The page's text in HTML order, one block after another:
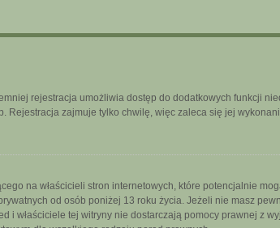
rejestracja umożliwia dostęp do dodatkowych funkcji
Rejestracja zajmuje tylko chwilę, więc zaleca się jej
na właścicieli stron internetowych, które potencjalnie
od osób poniżej 13 roku życia. Jeżeli nie masz
właściciele tej witryny nie dostarczają pomocy prawnej z